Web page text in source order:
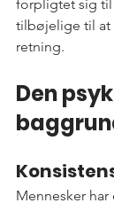
forpligtet sig
tilbøjelige til at
retning.
Den
Mennesker har